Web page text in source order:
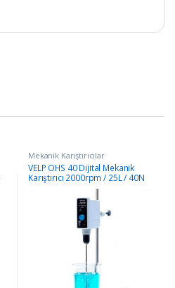
Mekanik Karıştırıcılar
VELP OHS 40 Dijital Mekanik
Karıştırıcı 2000rpm / 25L / 40N